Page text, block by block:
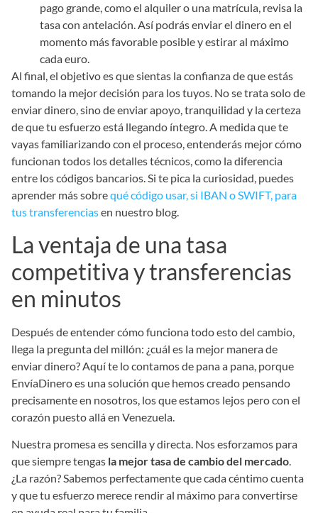
pago grande, como el alquiler o una matrícula, revisa la
tasa con antelación. Así podrás enviar el dinero en el
momento más favorable posible y estirar al máximo
cada euro.
Al final, el objetivo es que sientas la confianza de que estás
tomando la mejor decisión para los tuyos. No se trata solo de
enviar dinero, sino de enviar apoyo, tranquilidad y la certeza
de que tu esfuerzo está llegando íntegro. A medida que te
vayas familiarizando con el proceso, entenderás mejor cómo
funcionan todos los detalles técnicos, como la diferencia
entre los códigos bancarios. Si te pica la curiosidad, puedes
aprender más sobrequé código usar, si IBAN o SWIFT, para
tus transferenciasen nuestro blog.
La ventaja de una tasa
competitiva y transferencias
en minutos
Después de entender cómo funciona todo esto del cambio,
llega la pregunta del millón: ¿cuál es la mejor manera de
enviar dinero? Aquí te lo contamos de pana a pana, porque
EnvíaDinero es una solución que hemos creado pensando
precisamente en nosotros, los que estamos lejos pero con el
corazón puesto allá en Venezuela.
Nuestra promesa es sencilla y directa. Nos esforzamos para
que siempre tengas la mejor tasa de cambio del mercado.
¿La razón? Sabemos perfectamente que cada céntimo cuenta
y que tu esfuerzo merece rendir al máximo para convertirse